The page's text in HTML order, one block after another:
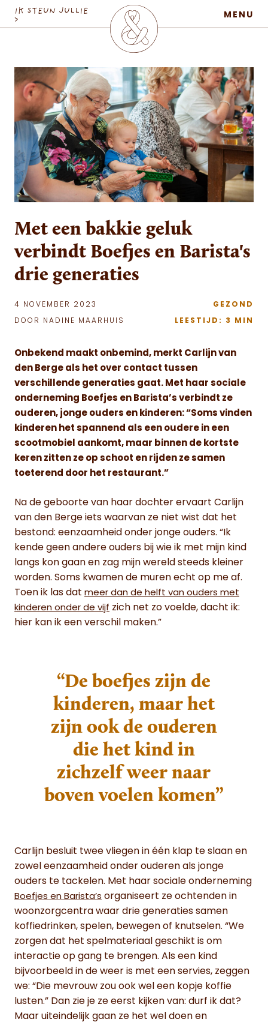
MaatschapWij
MENU
IK STEUN JULLIE
>
Met een bakkie geluk
verbindt Boefjes en Barista's
drie generaties
4 NOVEMBER 2023
DOOR NADINE MAARHUIS
GEZOND
LEESTIJD: 3 MIN
Onbekend maakt onbemind, merkt Carlijn van
den Berge als het over contact tussen
verschillende generaties gaat. Met haar sociale
onderneming Boefjes en Barista’s verbindt ze
ouderen, jonge ouders en kinderen: “Soms vinden
kinderen het spannend als een oudere in een
scootmobiel aankomt, maar binnen de kortste
keren zitten ze op schoot en rijden ze samen
toeterend door het restaurant.”
Na de geboorte van haar dochter ervaart Carlijn
van den Berge iets waarvan ze niet wist dat het
bestond: eenzaamheid onder jonge ouders. “Ik
kende geen andere ouders bij wie ik met mijn kind
langs kon gaan en zag mijn wereld steeds kleiner
worden. Soms kwamen de muren echt op me af.
Toen ik las dat meer dan de helft van ouders met
kinderen onder de vijf zich net zo voelde, dacht ik:
hier kan ik een verschil maken.”
“De boefjes zijn de
kinderen, maar het
zijn ook de ouderen
die het kind in
zichzelf weer naar
boven voelen komen”
Carlijn besluit twee vliegen in één klap te slaan en
zowel eenzaamheid onder ouderen als jonge
ouders te tackelen. Met haar sociale onderneming
Boefjes en Barista’s organiseert ze ochtenden in
woonzorgcentra waar drie generaties samen
koffiedrinken, spelen, bewegen of knutselen. “We
zorgen dat het spelmateriaal geschikt is om
interactie op gang te brengen. Als een kind
bijvoorbeeld in de weer is met een servies, zeggen
we: “Die mevrouw zou ook wel een kopje koffie
lusten.” Dan zie je ze eerst kijken van: durf ik dat?
Maar uiteindelijk gaan ze het wel doen en